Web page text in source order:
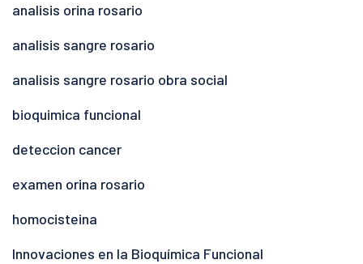
analisis orina rosario
analisis sangre rosario
analisis sangre rosario obra social
bioquimica funcional
deteccion cancer
examen orina rosario
homocisteina
Innovaciones en la Bioquímica Funcional